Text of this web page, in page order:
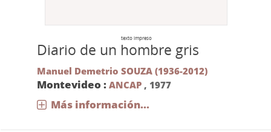
texto impreso
Diario de un hombre gris
Manuel Demetrio SOUZA (1936-2012)
Montevideo : ANCAP, 1977
Más información...